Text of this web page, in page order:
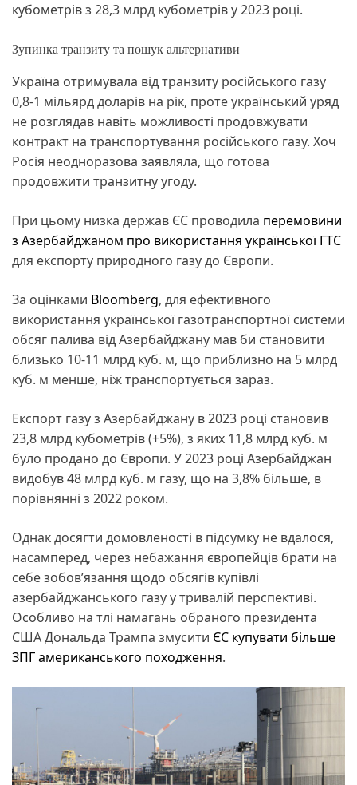
кубометрів з 28,3 млрд кубометрів у 2023 році.
Зупинка транзиту та пошук альтернативи
Україна отримувала від транзиту російського газу
0,8-1 мільярд доларів на рік, проте український уряд
не розглядав навіть можливості продовжувати
контракт на транспортування російського газу. Хоч
Росія неодноразова заявляла, що готова
продовжити транзитну угоду.
При цьому низка держав ЄС проводила перемовини
з Азербайджаном про використання української ГТС
для експорту природного газу до Європи.
За оцінками Bloomberg, для ефективного
використання української газотранспортної системи
обсяг палива від Азербайджану мав би становити
близько 10-11 млрд куб. м, що приблизно на 5 млрд
куб. м менше, ніж транспортується зараз.
Експорт газу з Азербайджану в 2023 році становив
23,8 млрд кубометрів (+5%), з яких 11,8 млрд куб. м
було продано до Європи. У 2023 році Азербайджан
видобув 48 млрд куб. м газу, що на 3,8% більше, в
порівнянні з 2022 роком.
Однак досягти домовленості в підсумку не вдалося,
насамперед, через небажання європейців брати на
себе зобов’язання щодо обсягів купівлі
азербайджанського газу у тривалій перспективі.
Особливо на тлі намагань обраного президента
США Дональда Трампа змусити ЄС купувати більше
ЗПГ американського походження.